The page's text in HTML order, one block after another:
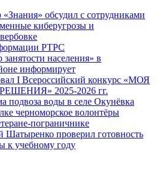
«Знания» обсудил с сотрудниками
киберугрозы и
РТРС
занятости населения» в
информирует
I Всероссийский конкурс «МОЯ
2025-2026 гг.
подвоза воды в селе Окунёвка
черноморское волонтёры
пограничнике
Шатыренко проверил готовность
к учебному году